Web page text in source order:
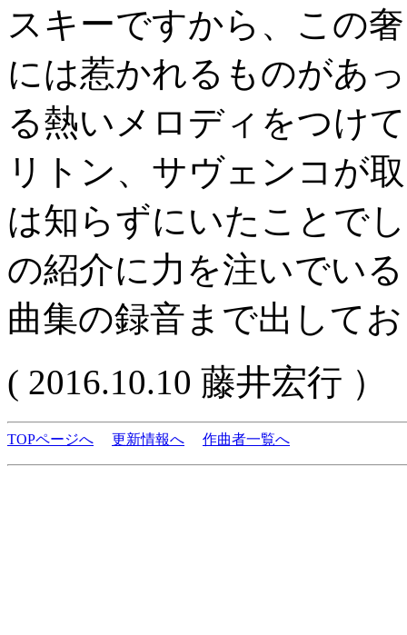
スキーですから、この
には惹かれるものがあ
る熱いメロディをつけ
リトン、サヴェンコが
は知らずにいたことで
の紹介に力を注いでい
曲集の録音まで出して
( 2016.10.10 藤井宏行 ）
TOPページへ 更新情報へ 作曲者一覧へ